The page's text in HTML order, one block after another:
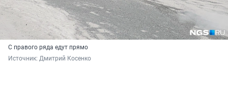
С правого ряда едут прямо
Источник: Дмитрий Косенко